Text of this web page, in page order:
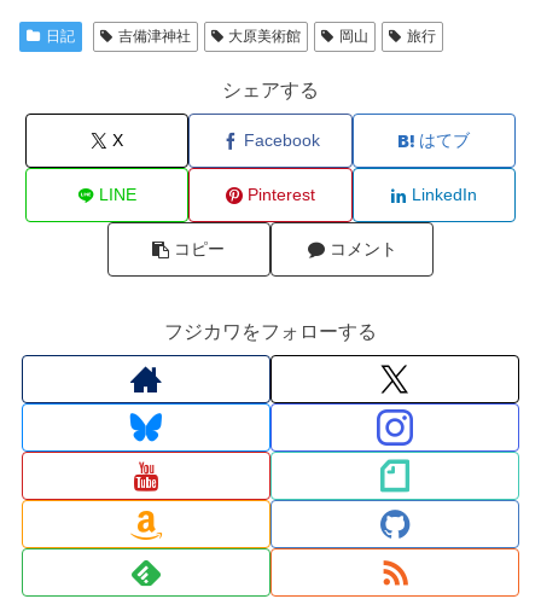
日記 吉備津神社 大原美術館 岡山 旅行
シェアする
X Facebook はてブ
LINE Pinterest LinkedIn
コピー コメント
フジカワをフォローする